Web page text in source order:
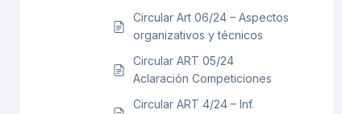
Circular Art 06/24 – Aspectos
organizativos y técnicos
Circular ART 05/24
Aclaración Competiciones
Circular ART 4/24 – Inf.